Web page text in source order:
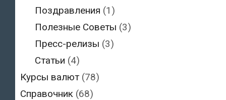
Поздравления (1)
Полезные Советы (3)
Пресс-релизы (3)
Статьи (4)
Курсы валют (78)
Справочник (68)